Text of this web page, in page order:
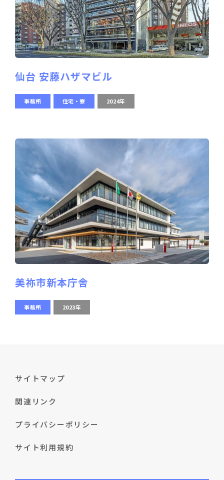
仙台 安藤ハザマビル
事務所 住宅・寮 2024年
美祢市新本庁舎
事務所 2023年
サイトマップ
関連リンク
プライバシーポリシー
サイト利用規約